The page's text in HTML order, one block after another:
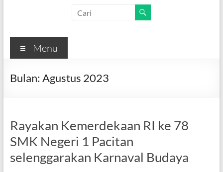
Menu
Bulan: Agustus 2023
Rayakan Kemerdekaan RI ke 78
SMK Negeri 1 Pacitan
selenggarakan Karnaval Budaya